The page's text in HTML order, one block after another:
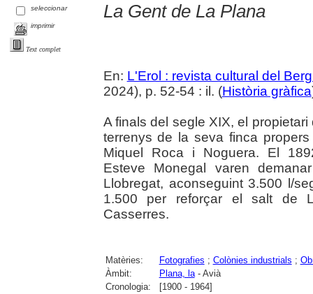
seleccionar
imprimir
Text complet
La Gent de La Plana
En: L'Erol : revista cultural del
2024), p. 52-54 : il. (Història gràfica
A finals del segle XIX, el
terrenys de la seva finca
Miquel Roca i Noguera. El
Esteve Monegal varen
Llobregat, aconseguint 3.500 l/
1.500 per reforçar el salt de
Casserres.
Matèries: Fotografies ; Colònies industrials ;
Àmbit:
Plana, la- Avià
Cronologia:
[1900 - 1964]